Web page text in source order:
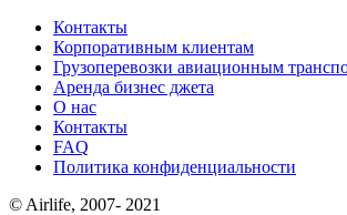
Контакты
Корпоративным клиентам
Грузоперевозки авиационным
Аренда бизнес джета
О нас
Контакты
FAQ
Политика конфиденциальности
© Airlife, 2007- 2021